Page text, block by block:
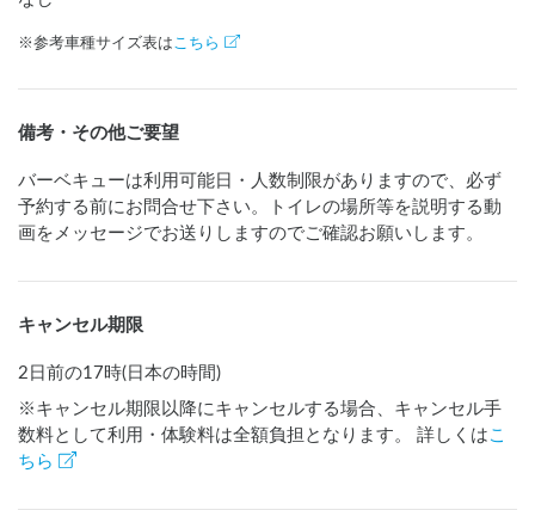
※参考車種サイズ表は こちら
備考・その他ご要望
バーベキューは利用可能日・人数制限がありますので、必ず
予約する前にお問合せ下さい。トイレの場所等を説明する動
画をメッセージでお送りしますのでご確認お願いします。
キャンセル期限
2日前の17時(日本の時間)
※キャンセル期限以降にキャンセルする場合、キャンセル手
数料として利用・体験料は全額負担となります。 詳しくは こ
ちら